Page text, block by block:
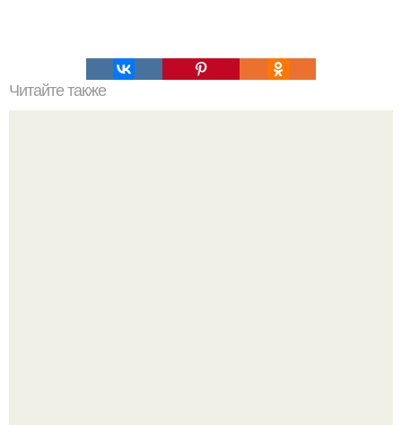
Читайте также